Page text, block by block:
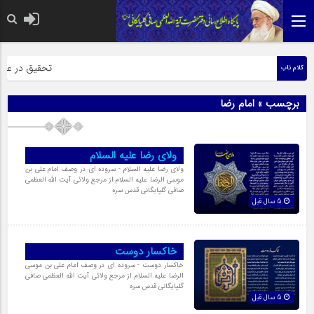
کلام ناب تحقیق در
برچسب » امام رضا
ولای رضا علیه السلام
ولای رضا علیه السلام - سروده ای در وصف امام علی بن
موسی الرضا علیه السلام از مرجع ولائی آیت الله العظمی
صافی گلپایگانی قدس سره
خاکسار دوست
خاکسار دوست - سروده ای در وصف امام علی بن موسی
الرضا علیه السلام از مرجع ولائی آیت الله العظمی صافی
گلپایگانی قدس سره